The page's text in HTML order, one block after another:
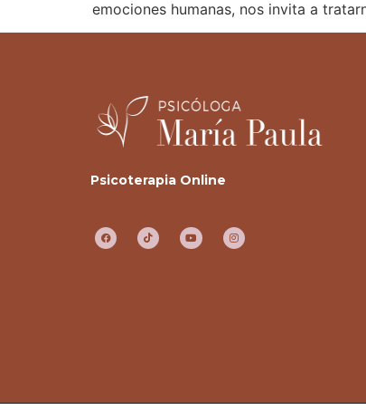
emociones humanas, nos invita a
Psicoterapia Online